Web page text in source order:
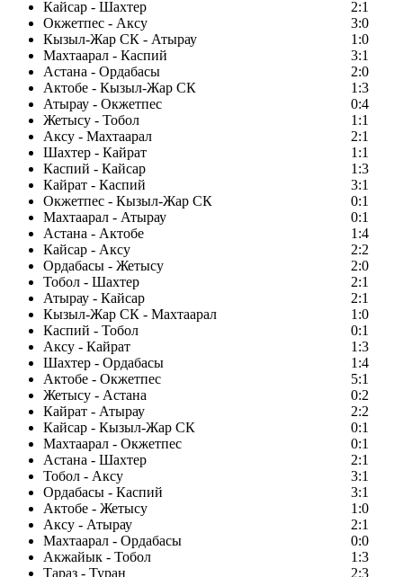
Кайсар - Шахтер
2:1
Окжетпес - Аксу
3:0
Кызыл-Жар СК - Атырау
1:0
Махтаарал - Каспий
3:1
Астана - Ордабасы
2:0
Актобе - Кызыл-Жар СК
1:3
Атырау - Окжетпес
0:4
Жетысу - Тобол
1:1
Аксу - Махтаарал
2:1
Шахтер - Кайрат
1:1
Каспий - Кайсар
1:3
Кайрат - Каспий
3:1
Окжетпес - Кызыл-Жар СК
0:1
Махтаарал - Атырау
0:1
Астана - Актобе
1:4
Кайсар - Аксу
2:2
Ордабасы - Жетысу
2:0
Тобол - Шахтер
2:1
Атырау - Кайсар
2:1
Кызыл-Жар СК - Махтаарал
1:0
Каспий - Тобол
0:1
Аксу - Кайрат
1:3
Шахтер - Ордабасы
1:4
Актобе - Окжетпес
5:1
Жетысу - Астана
0:2
Кайрат - Атырау
2:2
Кайсар - Кызыл-Жар СК
0:1
Махтаарал - Окжетпес
0:1
Астана - Шахтер
2:1
Тобол - Аксу
3:1
Ордабасы - Каспий
3:1
Актобе - Жетысу
1:0
Аксу - Атырау
2:1
Махтаарал - Ордабасы
0:0
Акжайык - Тобол
1:3
Тараз - Туран
2:3